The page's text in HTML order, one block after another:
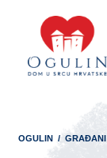
OGULIN /